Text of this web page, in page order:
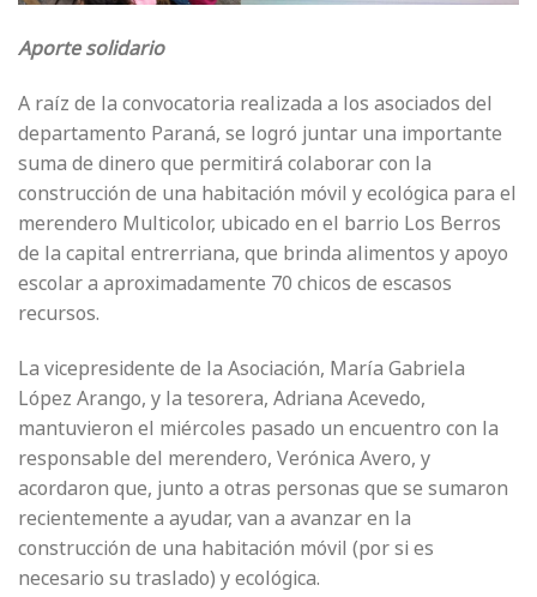
Aporte solidario
A raíz de la convocatoria realizada a los asociados del
departamento Paraná, se logró juntar una importante
suma de dinero que permitirá colaborar con la
construcción de una habitación móvil y ecológica para el
merendero Multicolor, ubicado en el barrio Los Berros
de la capital entrerriana, que brinda alimentos y apoyo
escolar a aproximadamente 70 chicos de escasos
recursos.
La vicepresidente de la Asociación, María Gabriela
López Arango, y la tesorera, Adriana Acevedo,
mantuvieron el miércoles pasado un encuentro con la
responsable del merendero, Verónica Avero, y
acordaron que, junto a otras personas que se sumaron
recientemente a ayudar, van a avanzar en la
construcción de una habitación móvil (por si es
necesario su traslado) y ecológica.